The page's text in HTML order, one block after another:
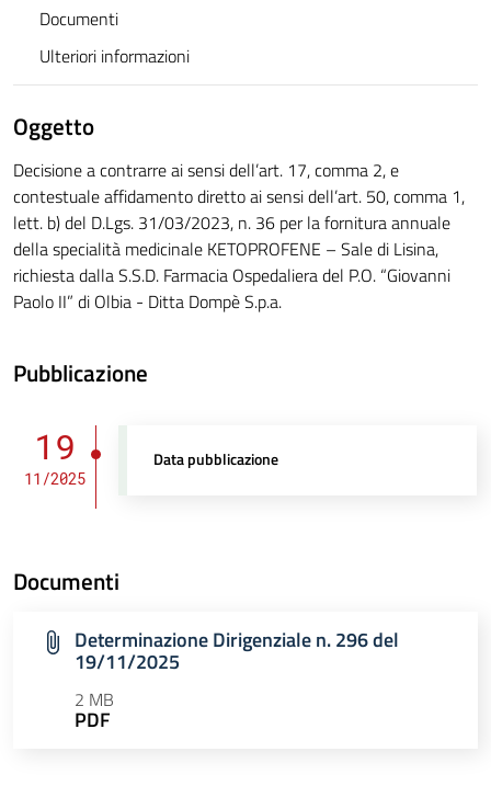
Documenti
Ulteriori informazioni
Oggetto
Decisione a contrarre ai sensi dell’art. 17, comma 2, e
contestuale affidamento diretto ai sensi dell’art. 50, comma 1,
lett. b) del D.Lgs. 31/03/2023, n. 36 per la fornitura annuale
della specialità medicinale KETOPROFENE – Sale di Lisina,
richiesta dalla S.S.D. Farmacia Ospedaliera del P.O. “Giovanni
Paolo II” di Olbia - Ditta Dompè S.p.a.
Pubblicazione
19
11/2025
Data pubblicazione
Documenti
Determinazione Dirigenziale n. 296 del
19/11/2025
2 MB
PDF